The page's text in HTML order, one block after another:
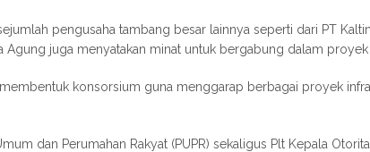
pengusaha tambang besar lainnya seperti dari PT
Agung juga menyatakan minat untuk bergabung dalam proyek
konsorsium guna menggarap berbagai proyek
dan Perumahan Rakyat (PUPR) sekaligus Plt Kepala